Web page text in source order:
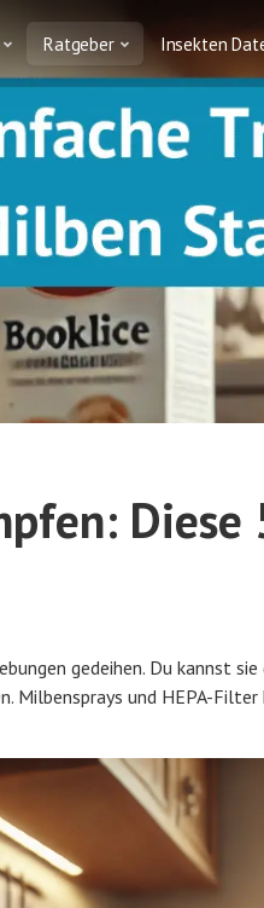
Ratgeber Insekten
gedeihen. Du kannst
Milbensprays und HEPA-